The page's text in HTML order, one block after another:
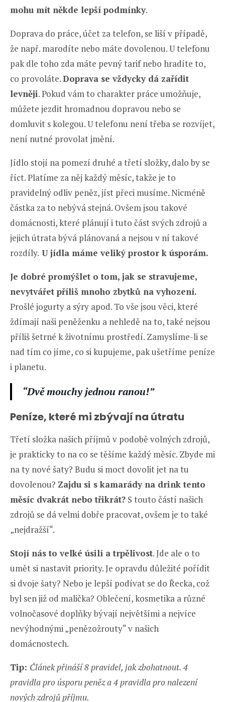
mohu mít někde lepší podmínky.
Doprava do práce, účet za telefon, se liší v případě,
že např. marodíte nebo máte dovolenou. U telefonu
pak dle toho zda máte pevný tarif nebo hradíte to,
co provoláte.Doprava se vždycky dá zařídit
levněji. Pokud vám to charakter práce umožňuje,
můžete jezdit hromadnou dopravou nebo se
domluvit s kolegou. U telefonu není třeba se rozvíjet,
není nutné provolat jmění.
Jídlo stojí na pomezí druhé a třetí složky, dalo by se
říct. Platíme za něj každý měsíc, takže je to
pravidelný odliv peněz, jíst přeci musíme. Nicméně
částka za to nebývá stejná. Ovšem jsou takové
domácnosti, které plánují i tuto část svých zdrojů a
jejich útrata bývá plánovaná a nejsou v ní takové
rozdíly. U jídla máme veliký prostor k úsporám.
Je dobré promýšlet o tom, jak se stravujeme,
nevytvářet příliš mnoho zbytků na vyhození.
Prošlé jogurty a sýry apod. To vše jsou věci, které
ždímají naši peněženku a nehledě na to, také nejsou
příliš šetrné k životnímu prostředí. Zamyslíme-li se
nad tím co jíme, co si kupujeme, pak ušetříme peníze
i planetu.
“Dvě mouchy jednou ranou!”
Peníze, které mi zbývají na útratu
Třetí složka našich příjmů v podobě volných zdrojů,
je prakticky to na co se těšíme každý měsíc. Zbyde mi
na ty nové šaty? Budu si moct dovolit jet na tu
dovolenou? Zajdu si s kamarády na drink tento
měsíc dvakrát nebo třikrát? S touto částí našich
zdrojů se dá velmi dobře pracovat, ovšem je to také
„nejdražší“.
Stojí nás to velké úsilí a trpělivost. Jde ale o to
umět si nastavit priority. Je opravdu důležité pořídit
si dvoje šaty? Nebo je lepší podívat se do Řecka, což
byl sen již od malička? Oblečení, kosmetika a různé
volnočasové doplňky bývají největšími a nejvíce
nevýhodnými „penězožrouty“ v našich
domácnostech.
Tip: Článek přináší 8 pravidel, jak zbohatnout. 4
pravidla pro úsporu peněz a 4 pravidla pro nalezení
nových zdrojů příjmu.